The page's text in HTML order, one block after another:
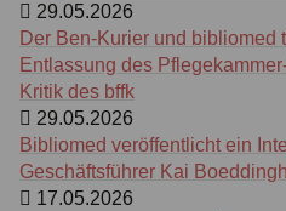
29.05.2026
Der Ben-Kurier und bibliomed
Entlassung des
Kritik des bffk
29.05.2026
Bibliomed veröffentlicht ein
Geschäftsführer Kai
17.05.2026